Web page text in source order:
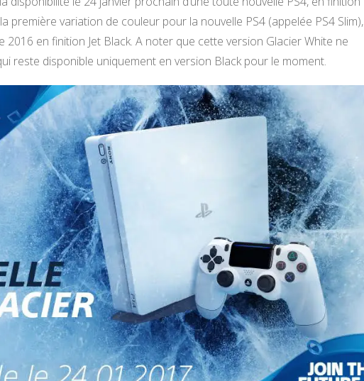
la première variation de couleur pour la nouvelle PS4 (appelée PS4 Slim),
2016 en finition Jet Black. A noter que cette version Glacier White ne
reste disponible uniquement en version Black pour le moment.